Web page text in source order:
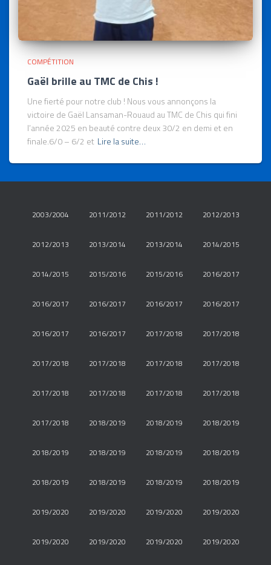
COMPÉTITION
Gaël brille au TMC de Chis !
Une fierté pour notre club ! Nous vous annonçons la
victoire de Gaël Lansaman-Rouaud au TMC de Chis qui fini
l’année 2025 en beauté contre deux 30/2 en demi et en
finale.6/0 – 6/2 et Lire la suite…
2003/2004 2011/2012 2011/2012 2012/2013
2012/2013 2013/2014 2013/2014 2014/2015
2014/2015 2015/2016 2015/2016 2016/2017
2016/2017 2016/2017 2016/2017 2016/2017
2016/2017 2016/2017 2017/2018 2017/2018
2017/2018 2017/2018 2017/2018 2017/2018
2017/2018 2017/2018 2017/2018 2017/2018
2017/2018 2018/2019 2018/2019 2018/2019
2018/2019 2018/2019 2018/2019 2018/2019
2018/2019 2018/2019 2018/2019 2018/2019
2019/2020 2019/2020 2019/2020 2019/2020
2019/2020 2019/2020 2019/2020 2019/2020